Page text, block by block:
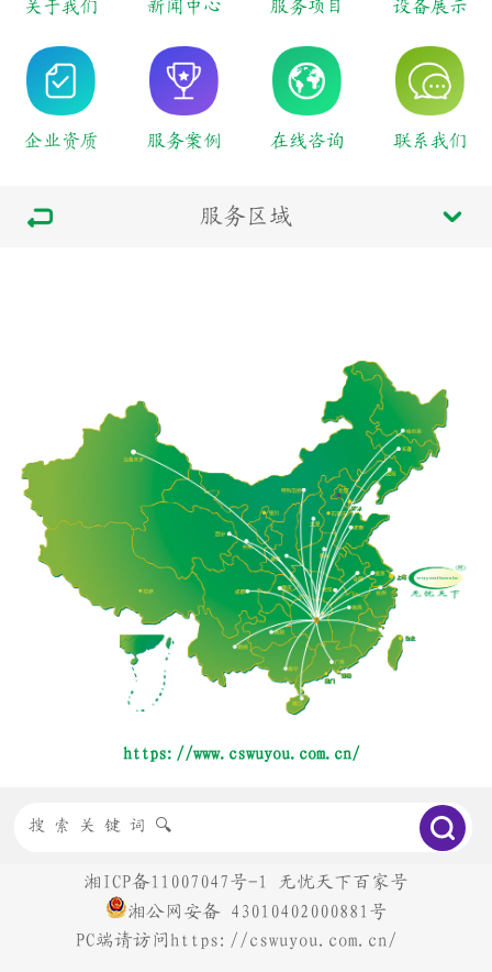
关于我们 新闻中心 服务项目 设备展示
企业资质 服务案例 在线咨询 联系我们
服务区域
https://www.cswuyou.com.cn/
湘ICP备11007047号-1
无忧天下百家号
湘公网安备 43010402000881号
PC端请访问https://cswuyou.com.cn/